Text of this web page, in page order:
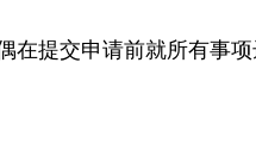
在提交申请前就所有事